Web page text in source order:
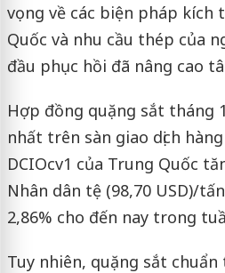
vọng về các biện pháp kích
Quốc và nhu cầu thép của
đầu phục hồi đã nâng cao
Hợp đồng quặng sắt tháng
nhất trên sàn giao dịch
DCIOcv1 của Trung Quốc
Nhân dân tệ (98,70 USD)/
2,86% cho đến nay trong
Tuy nhiên, quặng sắt chuẩn